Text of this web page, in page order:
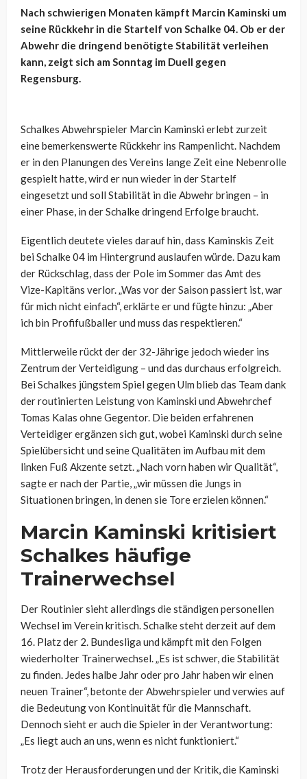
Nach schwierigen Monaten kämpft Marcin Kaminski um
seine Rückkehr in die Startelf von Schalke 04. Ob er der
Abwehr die dringend benötigte Stabilität verleihen
kann, zeigt sich am Sonntag im Duell gegen
Regensburg.
Schalkes Abwehrspieler Marcin Kaminski erlebt zurzeit
eine bemerkenswerte Rückkehr ins Rampenlicht. Nachdem
er in den Planungen des Vereins lange Zeit eine Nebenrolle
gespielt hatte, wird er nun wieder in der Startelf
eingesetzt und soll Stabilität in die Abwehr bringen – in
einer Phase, in der Schalke dringend Erfolge braucht.
Eigentlich deutete vieles darauf hin, dass Kaminskis Zeit
bei Schalke 04 im Hintergrund auslaufen würde. Dazu kam
der Rückschlag, dass der Pole im Sommer das Amt des
Vize-Kapitäns verlor. „Was vor der Saison passiert ist, war
für mich nicht einfach“, erklärte er und fügte hinzu: „Aber
ich bin Profifußballer und muss das respektieren.“
Mittlerweile rückt der der 32-Jährige jedoch wieder ins
Zentrum der Verteidigung – und das durchaus erfolgreich.
Bei Schalkes jüngstem Spiel gegen Ulm blieb das Team dank
der routinierten Leistung von Kaminski und Abwehrchef
Tomas Kalas ohne Gegentor. Die beiden erfahrenen
Verteidiger ergänzen sich gut, wobei Kaminski durch seine
Spielübersicht und seine Qualitäten im Aufbau mit dem
linken Fuß Akzente setzt. „Nach vorn haben wir Qualität“,
sagte er nach der Partie, „wir müssen die Jungs in
Situationen bringen, in denen sie Tore erzielen können.“
Marcin Kaminski kritisiert
Schalkes häufige
Trainerwechsel
Der Routinier sieht allerdings die ständigen personellen
Wechsel im Verein kritisch. Schalke steht derzeit auf dem
16. Platz der 2. Bundesliga und kämpft mit den Folgen
wiederholter Trainerwechsel. „Es ist schwer, die Stabilität
zu finden. Jedes halbe Jahr oder pro Jahr haben wir einen
neuen Trainer“, betonte der Abwehrspieler und verwies auf
die Bedeutung von Kontinuität für die Mannschaft.
Dennoch sieht er auch die Spieler in der Verantwortung:
„Es liegt auch an uns, wenn es nicht funktioniert.“
Trotz der Herausforderungen und der Kritik, die Kaminski